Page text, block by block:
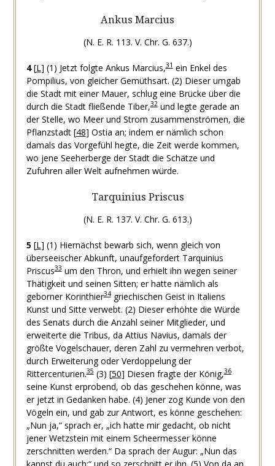
Ankus Marcius
(N. E. R. 113. V. Chr. G. 637.)
4 [L] (1) Jetzt folgte Ankus Marcius,31ein Enkel des
Pompilius, von gleicher Gemüthsart. (2) Dieser umgab
die Stadt mit einer Mauer, schlug eine Brücke über die
durch die Stadt fließende Tiber,32und legte gerade an
der Stelle, wo Meer und Strom zusammenströmen, die
Pflanzstadt [48] Ostia an; indem er nämlich schon
damals das Vorgefühl hegte, die Zeit werde kommen,
wo jene Seeherberge der Stadt die Schätze und
Zufuhren aller Welt aufnehmen würde.
Tarquinius Priscus
(N. E. R. 137. V. Chr. G. 613.)
5 [L] (1) Hiernächst bewarb sich, wenn gleich von
überseeischer Abkunft, unaufgefordert Tarquinius
Priscus33um den Thron, und erhielt ihn wegen seiner
Thätigkeit und seinen Sitten; er hatte nämlich als
geborner Korinthier34griechischen Geist in Italiens
Kunst und Sitte verwebt. (2) Dieser erhöhte die Würde
des Senats durch die Anzahl seiner Mitglieder, und
erweiterte die Tribus, da Attius Navius, damals der
größte Vogelschauer, deren Zahl zu vermehren verbot,
durch Erweiterung oder Verdoppelung der
Rittercenturien.35 (3) [50] Diesen fragte der König,36
seine Kunst erprobend, ob das geschehen könne, was
er jetzt in Gedanken habe. (4) Jener zog Kunde von den
Vögeln ein, und gab zur Antwort, es könne geschehen:
„Nun ja,“ sprach er, „ich hatte mir gedacht, ob nicht
jener Wetzstein mit einem Scheermesser könne
zerschnitten werden.“ Da sprach der Augur: „Nun das
kannst du auch;“ und so zerschnitt er ihn. (5) Von da an